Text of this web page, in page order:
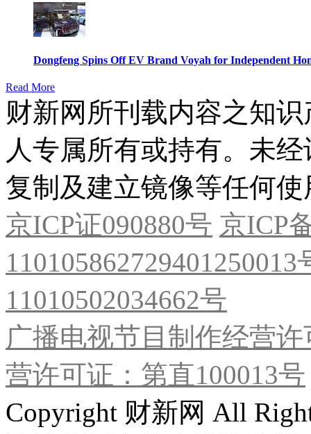
Dongfeng Spins Off EV Brand Voyah for Independent
Read More
财新网所刊载内容之知
人专属所有或持有。未
复制及建立镜像等任何使
京ICP证090880号 京ICP
11010502034662号
广播电视节目制作经营
营许可证：第直100013号
Copyright 财新网 All